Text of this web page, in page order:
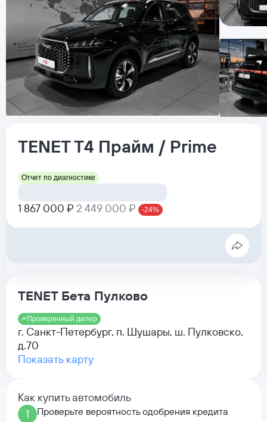
TENETT4 Прайм / Prime
Отчет по диагностике
1 867 000 ₽ 2 449 000 ₽ -24%
TENET Бета Пулково
Проверенный дилер
г. Санкт-Петербург, п. Шушары, ш. Пулковско,
д.70
Показать карту
Как купить автомобиль
1
Проверьте вероятность одобрения кредита